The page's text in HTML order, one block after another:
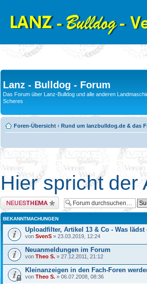
Lanz - Bulldog - Forum
Das Forum über Lanz-Bulldog und alle anderen
Scheres
Foren-Übersicht ‹ Rund um lanzbulldog.de & das
Hier spricht der
Neues Thema erstellen
BEKANNTMACHUNGEN
Uploadfilter, Artikel 13 & Co - Was
von SvenS » 23.03.2019, 12:24
Neuanmeldungen im Forum
von Theo S. » 27.12.2011, 21:12
Kleinanzeigen in den Fach-Foren
von Theo S. » 06.07.2008, 08:36